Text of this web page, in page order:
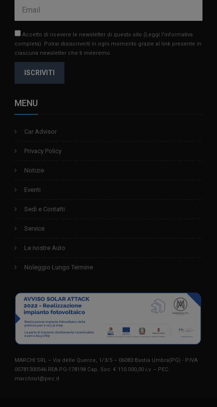
Accetto di ricevere le newsletter di questo sito (Leggi l'informativa
completa). Potrai disiscriverti in ogni momento grazie al link presente in
ciascuna newsletter che ti invieremo.
ISCRIVITI
MENU
Car Advisor
Privacy Policy
Notizie
Eventi
Sedi e Contatti
Service
Le nostre Auto
Noleggio Lungo Termine
MARCHI SRL – Via delle Querce, 1/3/5 – 06083 Bastia Umbra(PG) - P.IVA
00781300546 REA PG-178198 Cap. Soc. € 110.000,00 i.v. – PEC:
marchisrl@pec.it